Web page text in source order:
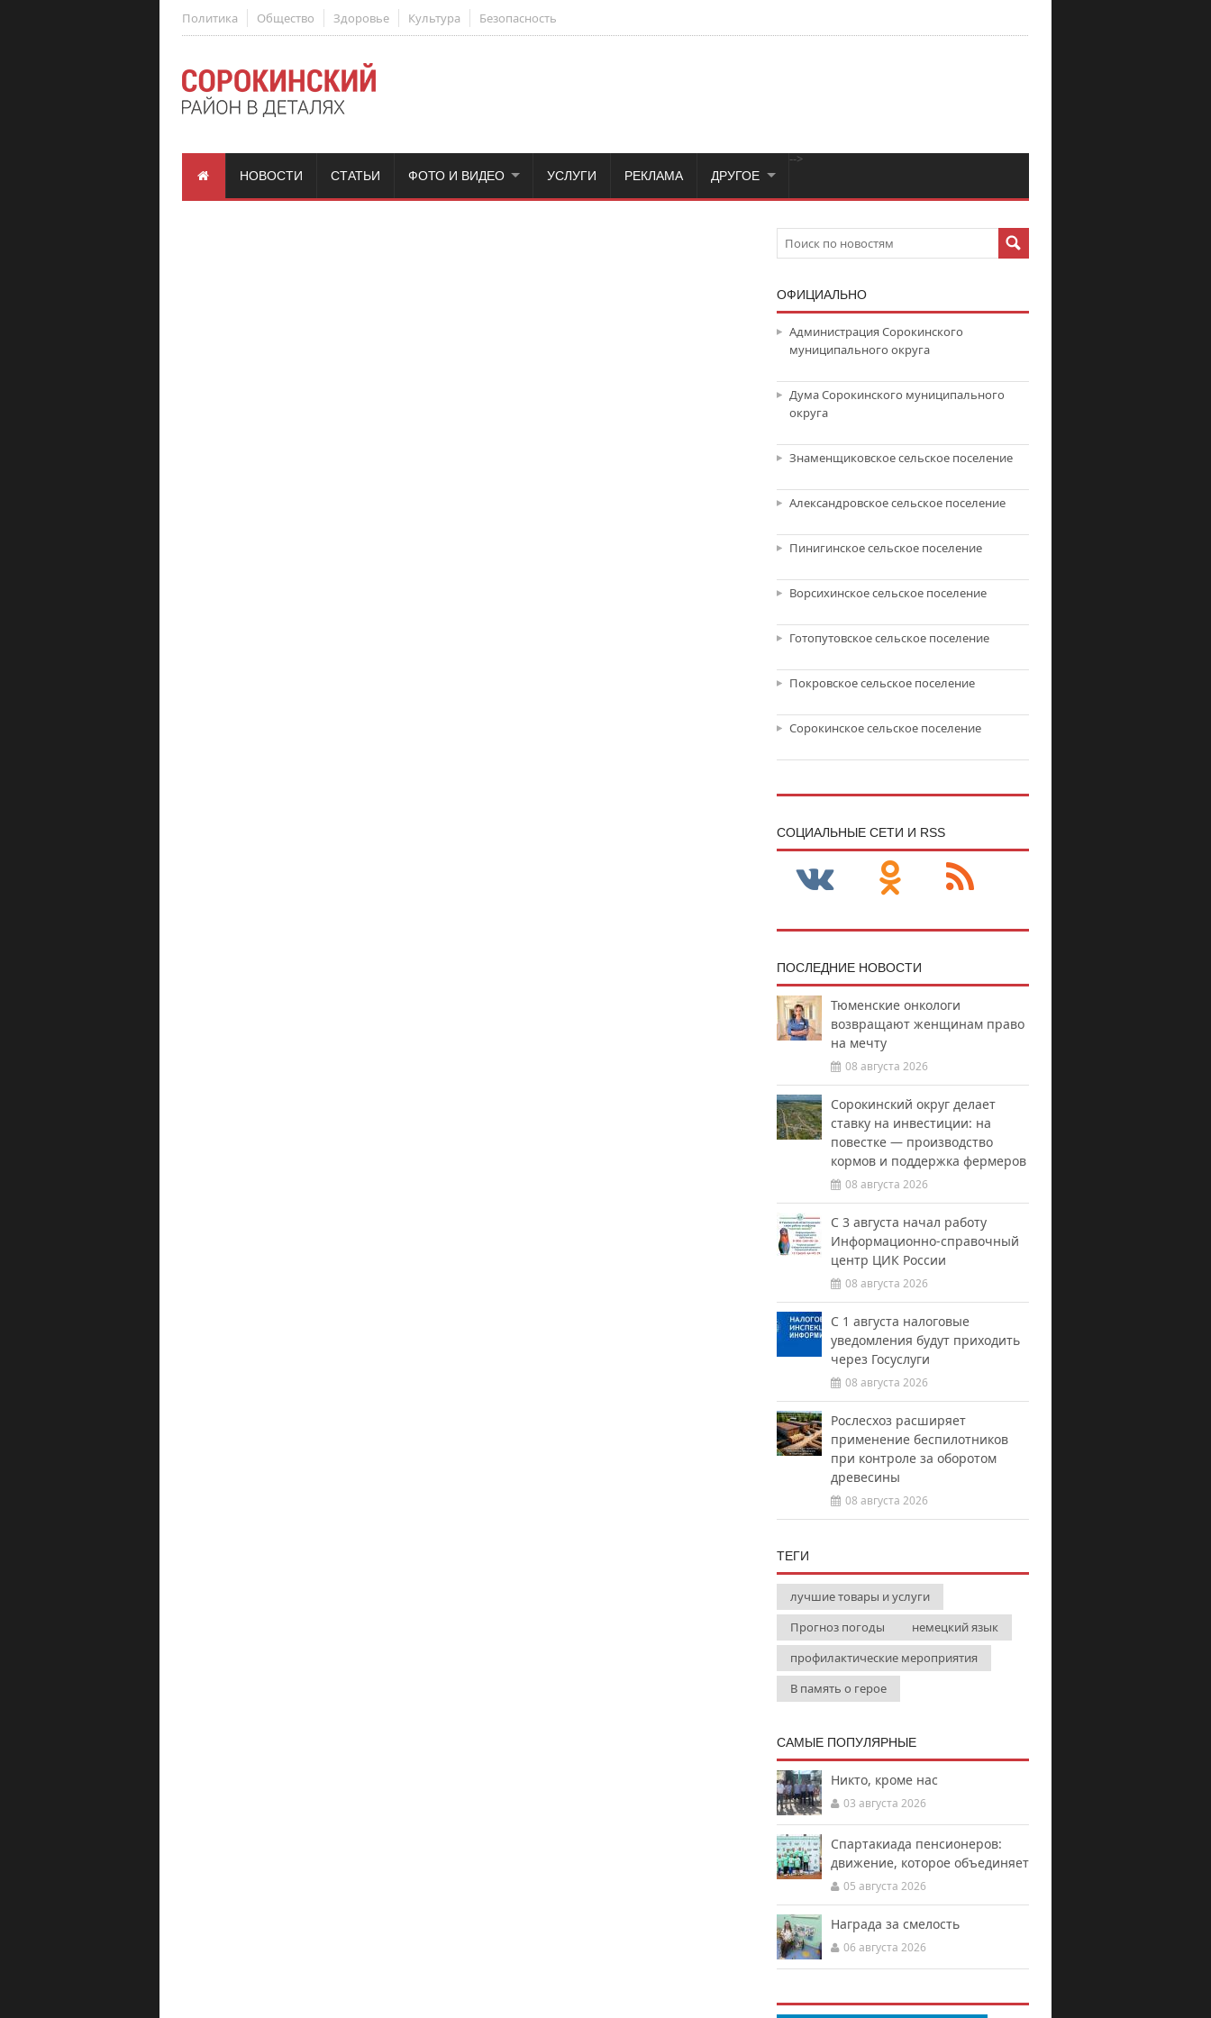
Политика Общество Здоровье Культура Безопасность
НОВОСТИ СТАТЬИ
-->
ФОТО И ВИДЕО УСЛУГИ РЕКЛАМА ДРУГОЕ
ОФИЦИАЛЬНО
Администрация Сорокинского
муниципального округа
Дума Сорокинского муниципального
округа
Знаменщиковское сельское поселение
Александровское сельское поселение
Пинигинское сельское поселение
Ворсихинское сельское поселение
Готопутовское сельское поселение
Покровское сельское поселение
Сорокинское сельское поселение
CОЦИАЛЬНЫЕ СЕТИ И RSS
ПОСЛЕДНИЕ НОВОСТИ
Тюменские онкологи
возвращают женщинам право
на мечту
08 августа 2026
Сорокинский округ делает
ставку на инвестиции: на
повестке — производство
кормов и поддержка фермеров
08 августа 2026
С 3 августа начал работу
Информационно-справочный
центр ЦИК России
08 августа 2026
С 1 августа налоговые
уведомления будут приходить
через Госуслуги
08 августа 2026
Рослесхоз расширяет
применение беспилотников
при контроле за оборотом
древесины
08 августа 2026
ТЕГИ
лучшие товары и услуги
Прогноз погоды
немецкий язык
профилактические мероприятия
В память о герое
САМЫЕ ПОПУЛЯРНЫЕ
Никто, кроме нас
03 августа 2026
Спартакиада пенсионеров:
движение, которое объединяет
05 августа 2026
Награда за смелость
06 августа 2026